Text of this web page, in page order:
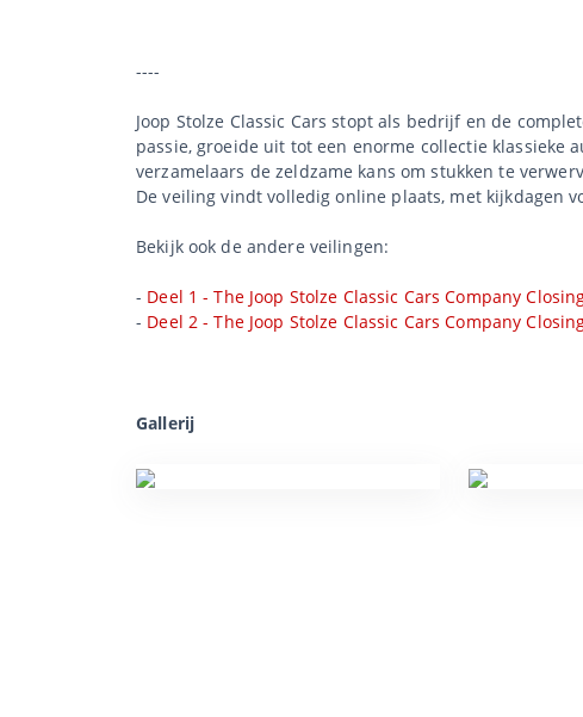
----
Joop Stolze Classic Cars stopt als bedrijf en de
passie, groeide uit tot een enorme collectie klassieke
verzamelaars de zeldzame kans om stukken te
De veiling vindt volledig online plaats, met kijkdagen
Bekijk ook de andere veilingen:
- Deel 1 - The Joop Stolze Classic Cars Company
- Deel 2 - The Joop Stolze Classic Cars Company
Gallerij